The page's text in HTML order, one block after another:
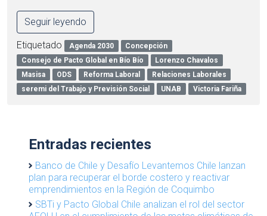
Seguir leyendo
Etiquetado Agenda 2030
Concepción
Consejo de Pacto Global en Bío Bío
Lorenzo Chavalos
Masisa
ODS Reforma Laboral
Relaciones Laborales
seremi del Trabajo y Previsión Social
UNAB Victoria Fariña
Entradas recientes
Banco de Chile y Desafío Levantemos Chile lanzan
plan para recuperar el borde costero y reactivar
emprendimientos en la Región de Coquimbo
SBTi y Pacto Global Chile analizan el rol del sector